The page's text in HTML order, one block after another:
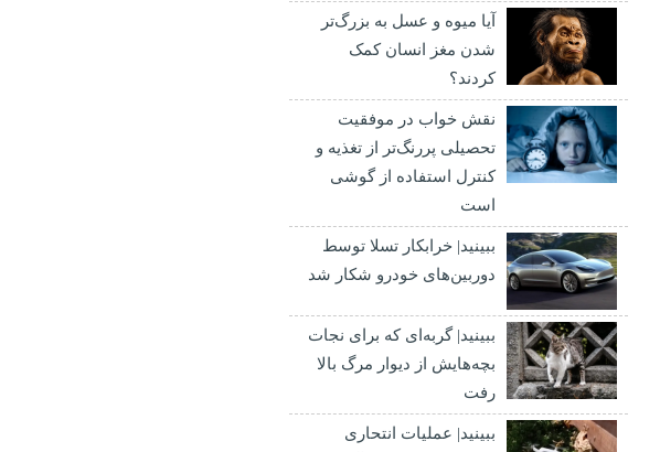
آیا میوه و عسل به بزرگ‌تر
شدن مغز انسان کمک
کردند؟
نقش خواب در موفقیت
تحصیلی پررنگ‌تر از تغذیه و
کنترل استفاده از گوشی
است
ببینید| خرابکار تسلا توسط
دوربین‌های خودرو شکار شد
ببینید| گربه‌ای که برای نجات
بچه‌هایش از دیوار مرگ بالا
رفت
ببینید| عملیات انتحاری